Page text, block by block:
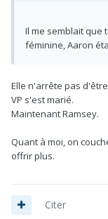
Il me semblait que
féminine, Aaron
Elle n'arrête pas
VP s'est marié.
Maintenant Ramsey.
Quant à moi, on
offrir plus.
Citer